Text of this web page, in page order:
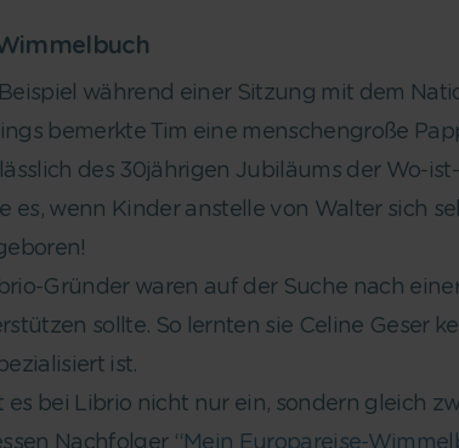
während einer Sitzung mit dem
bemerkte Tim eine menschengroße
des 30jährigen Jubiläums der Wo-
es, wenn Kinder anstelle von Walter sich
Gründer waren auf der Suche nach
sollte. So lernten sie Celine Geser
ist.
bei Librio nicht nur ein, sondern gleich
Nachfolger “ Mein Europareise-